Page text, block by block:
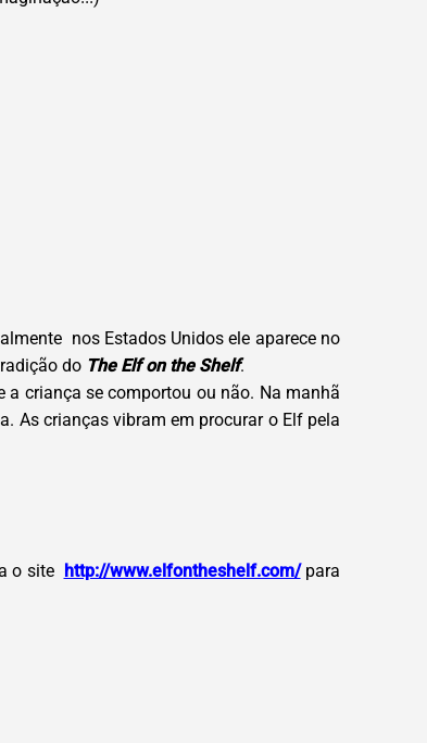
nos Estados Unidos ele aparece no
do The Elf on the Shelf.
a criança se comportou ou não. Na manhã
As crianças vibram em procurar o Elf pela
o site http://www.elfontheshelf.com/ para